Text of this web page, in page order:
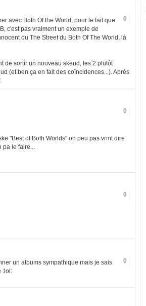
0
avec Both Of the World, pour le fait que
c'est pas vraiment un exemple de
ou The Street du Both Of The World, là
de sortir un nouveau skeud, les 2 plutôt
(et ben ça en fait des coïncidences...). Après
0
"Best of Both Worlds" on peu pas vrmt dire
le faire...
0
0
un albums sympathique mais je sais
:lol: